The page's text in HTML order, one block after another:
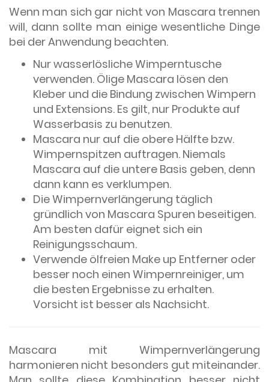
Wenn man sich gar nicht von Mascara trennen
will, dann sollte man einige wesentliche Dinge
bei der Anwendung beachten.
Nur wasserlösliche Wimperntusche
verwenden. Ölige Mascara lösen den
Kleber und die Bindung zwischen Wimpern
und Extensions. Es gilt, nur Produkte auf
Wasserbasis zu benutzen.
Mascara nur auf die obere Hälfte bzw.
Wimpernspitzen auftragen. Niemals
Mascara auf die untere Basis geben, denn
dann kann es verklumpen.
Die Wimpernverlängerung täglich
gründlich von Mascara Spuren beseitigen.
Am besten dafür eignet sich ein
Reinigungsschaum.
Verwende ölfreien Make up Entferner oder
besser noch einen Wimpernreiniger, um
die besten Ergebnisse zu erhalten.
Vorsicht ist besser als Nachsicht.
Mascara mit Wimpernverlängerung
harmonieren nicht besonders gut miteinander.